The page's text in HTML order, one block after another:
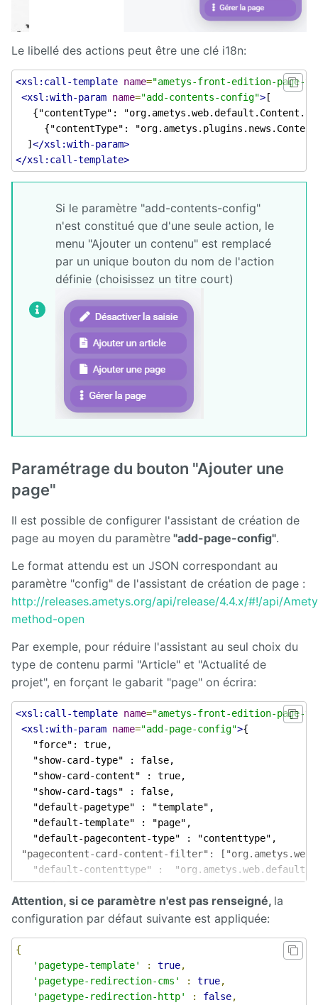
Le libellé des actions peut être une clé i18n:
<xsl:call-template name="ametys-front-edition-page-
<xsl:with-param name="add-contents-config">[
{"contentType":
{"contentType":
]</xsl:with-param>
</xsl:call-template>
Si le paramètre "add-contents-config"
n'est constitué que d'une seule action, le
menu "Ajouter un contenu" est remplacé
par un unique bouton du nom de l'action
définie (choisissez un titre court)
Paramétrage du bouton "Ajouter une
page"
Il est possible de configurer l'assistant de création de
page au moyen du paramètre "add-page-config".
Le format attendu est un JSON correspondant au
paramètre "config" de l'assistant de création de page :
http://releases.ametys.org/api/release/4.4.x/#!/api/
method-open
Par exemple, pour réduire l'assistant au seul choix du
type de contenu parmi "Article" et "Actualité de
projet", en forçant le gabarit "page" on écrira:
<xsl:call-template name="ametys-front-edition-page-
<xsl:with-param name="add-page-config">
"force": true,
"show-card-type" : false,
"show-card-content" : true,
"show-card-tags" : false,
"default-pagetype" : "template",
"default-template" : "page",
"default-pagecontent-type" : "contenttype",
"pagecontent-card-content-filter":
"default-contenttype" :
"default-content-title" : "Nouvel
}</xsl:with-param>
</xsl:call-template>
Attention, si ce paramètre n'est pas renseigné, la
configuration par défaut suivante est appliquée:
{
'pagetype-template'
: true,
'pagetype-redirection-cms'
: true,
'pagetype-redirection-http'
: false,